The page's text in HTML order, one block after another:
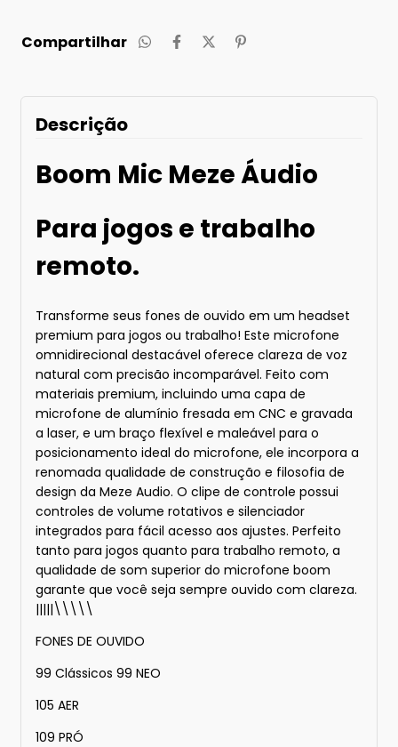
Compartilhar
Descrição
Boom Mic Meze Áudio
Para jogos e trabalho
remoto.
Transforme seus fones de ouvido em um headset
premium para jogos ou trabalho! Este microfone
omnidirecional destacável oferece clareza de voz
natural com precisão incomparável. Feito com
materiais premium, incluindo uma capa de
microfone de alumínio fresada em CNC e gravada
a laser, e um braço flexível e maleável para o
posicionamento ideal do microfone, ele incorpora a
renomada qualidade de construção e filosofia de
design da Meze Audio. O clipe de controle possui
controles de volume rotativos e silenciador
integrados para fácil acesso aos ajustes. Perfeito
tanto para jogos quanto para trabalho remoto, a
qualidade de som superior do microfone boom
garante que você seja sempre ouvido com clareza.
|||||\\\\\
FONES DE OUVIDO
99 Clássicos 99 NEO
105 AER
109 PRÓ